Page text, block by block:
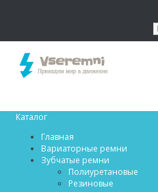
Каталог
Главная
Вариаторные ремни
Зубчатые ремни
Полиуретановые
Резиновые